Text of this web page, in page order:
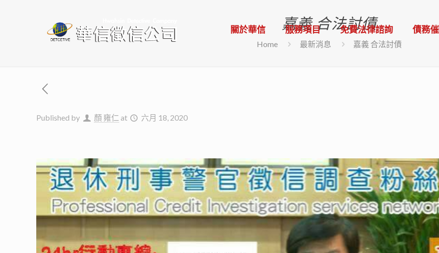
關於華信 服務項目 免費法律諮詢 債務
嘉義 合法討債
Home 最新消息 嘉義 合法討債
Published by 顏 雍仁 at 六月 18, 2020